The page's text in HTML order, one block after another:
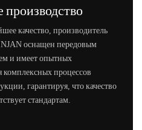
качество, производитель
оснащен передовым
и имеет опытных
комплексных процессов
гарантируя, что качество
стандартам.